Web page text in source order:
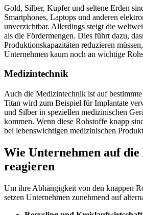
Gold, Silber, Kupfer und seltene Erden
Smartphones, Laptops und anderen
unverzichtbar. Allerdings steigt die
als die Fördermengen. Dies führt dazu,
Produktionskapazitäten reduzieren
Unternehmen kaum noch an wichtige
Medizintechnik
Auch die Medizintechnik ist auf
Titan wird zum Beispiel für Implantate
und Silber in speziellen medizinischen
kommen. Wenn diese Rohstoffe knapp
bei lebenswichtigen medizinischen
Wie Unternehmen auf
reagieren
Um ihre Abhängigkeit von den knappen
setzen Unternehmen zunehmend auf